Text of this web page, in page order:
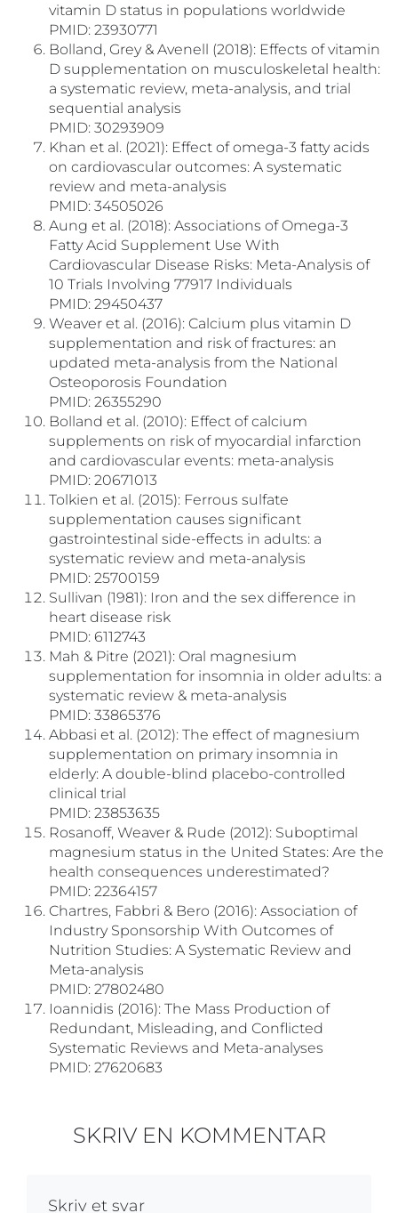
vitamin D status in populations worldwide
PMID: 23930771
Bolland, Grey & Avenell (2018): Effects of vitamin
D supplementation on musculoskeletal health:
a systematic review, meta-analysis, and trial
sequential analysis
PMID: 30293909
Khan et al. (2021): Effect of omega-3 fatty acids
on cardiovascular outcomes: A systematic
review and meta-analysis
PMID: 34505026
Aung et al. (2018): Associations of Omega-3
Fatty Acid Supplement Use With
Cardiovascular Disease Risks: Meta-Analysis of
10 Trials Involving 77917 Individuals
PMID: 29450437
Weaver et al. (2016): Calcium plus vitamin D
supplementation and risk of fractures: an
updated meta-analysis from the National
Osteoporosis Foundation
PMID: 26355290
Bolland et al. (2010): Effect of calcium
supplements on risk of myocardial infarction
and cardiovascular events: meta-analysis
PMID: 20671013
Tolkien et al. (2015): Ferrous sulfate
supplementation causes significant
gastrointestinal side-effects in adults: a
systematic review and meta-analysis
PMID: 25700159
Sullivan (1981): Iron and the sex difference in
heart disease risk
PMID: 6112743
Mah & Pitre (2021): Oral magnesium
supplementation for insomnia in older adults: a
systematic review & meta-analysis
PMID: 33865376
Abbasi et al. (2012): The effect of magnesium
supplementation on primary insomnia in
elderly: A double-blind placebo-controlled
clinical trial
PMID: 23853635
Rosanoff, Weaver & Rude (2012): Suboptimal
magnesium status in the United States: Are the
health consequences underestimated?
PMID: 22364157
Chartres, Fabbri & Bero (2016): Association of
Industry Sponsorship With Outcomes of
Nutrition Studies: A Systematic Review and
Meta-analysis
PMID: 27802480
Ioannidis (2016): The Mass Production of
Redundant, Misleading, and Conflicted
Systematic Reviews and Meta-analyses
PMID: 27620683
SKRIV EN KOMMENTAR
Skriv et svar